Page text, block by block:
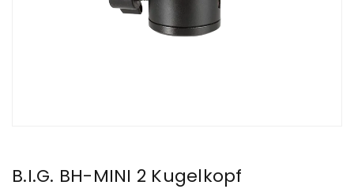
B.I.G. BH-MINI 2 Kugelkopf